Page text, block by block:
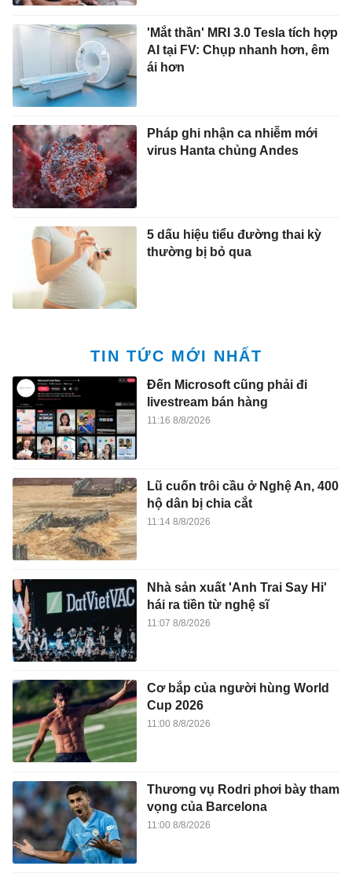
'Mắt thần' MRI 3.0 Tesla tích hợp
AI tại FV: Chụp nhanh hơn, êm
ái hơn
Pháp ghi nhận ca nhiễm mới
virus Hanta chủng Andes
5 dấu hiệu tiểu đường thai kỳ
thường bị bỏ qua
TIN TỨC MỚI NHẤT
Đến Microsoft cũng phải đi
livestream bán hàng
11:16 8/8/2026
Lũ cuốn trôi cầu ở Nghệ An, 400
hộ dân bị chia cắt
11:14 8/8/2026
Nhà sản xuất 'Anh Trai Say Hi'
hái ra tiền từ nghệ sĩ
11:07 8/8/2026
Cơ bắp của người hùng World
Cup 2026
11:00 8/8/2026
Thương vụ Rodri phơi bày tham
vọng của Barcelona
11:00 8/8/2026